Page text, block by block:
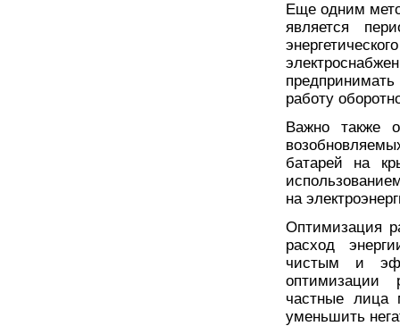
Еще одним
является
работу
Важно также
батарей на
на
Оптимизация
расход
чистым и
оптимизации
частные лица
уменьшить